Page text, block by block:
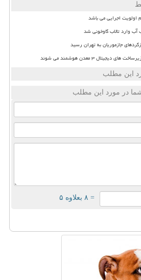
اولویت اجرایی می باشد
جازموریان به تهران رسید
این مطلب
در مورد این مطلب
= ۸ بعلاوه ۵